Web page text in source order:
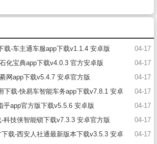
04-17
载-车主通车服app下载v1.1.4 安卓版
04-17
化宝典app下载v4.0.3 官方安卓版
04-17
网app下载v5.4.7 安卓官方版
04-17
下载-快易车智能车务app下载v7.8.1 安卓
04-17
乎app官方版下载v5.5.6 安卓版
04-17
科技侠智能锁下载v7.3.3 安卓官方版
04-17
载-西安人社通最新版本下载v3.5.3 安卓